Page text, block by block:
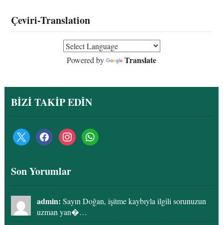
Çeviri-Translation
Powered by Translate
BİZİ TAKİP EDİN
Son Yorumlar
admin: Sayın Doğan, işitme kaybıyla ilgili sorunuzun
uzman yan�…